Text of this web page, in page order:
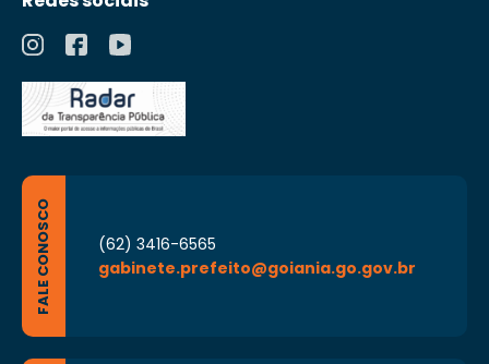
FALE CONOSCO
(62) 3416-6565
gabinete.prefeito@goiania.go.gov.br